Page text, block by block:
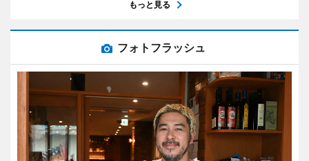
もっと見る
フォトフラッシュ